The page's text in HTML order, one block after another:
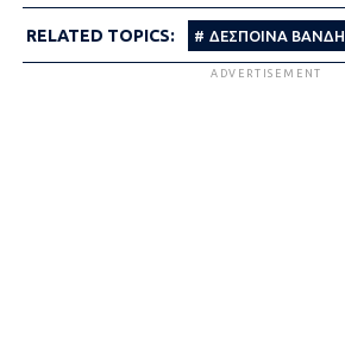
RELATED TOPICS: ΔΕΣΠΟΙΝΑ ΒΑΝΔΗ
ADVERTISEMENT